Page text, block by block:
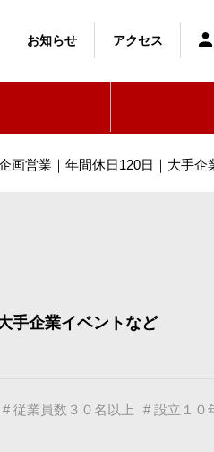
お知らせ アクセス
画営業｜年間休日120日｜大手企
手企業イベントなど
# 従業員数３０名以上 # 設立１０